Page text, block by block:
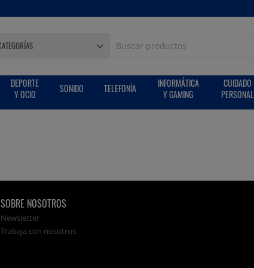
DEPORTE
Y OCIO
SONIDO TELEFONÍA
INFORMÁTICA
Y GAMING
CUIDADO
PERSONAL
SOBRE NOSOTROS
Newsletter
Trabaja con nosotros